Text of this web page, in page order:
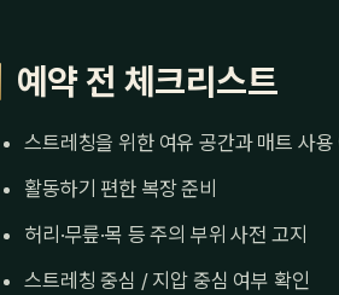
예약 전 체크리스트
스트레칭을 위한 여유 공간과 매트 사용
활동하기 편한 복장 준비
허리·무릎·목 등 주의 부위 사전 고지
스트레칭 중심 / 지압 중심 여부 확인